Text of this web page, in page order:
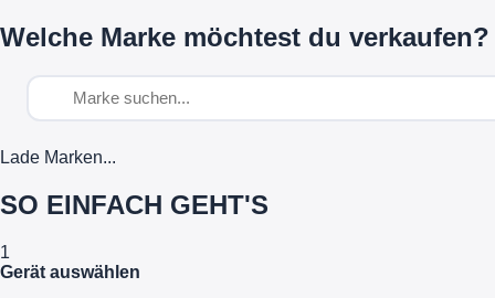
Welche Marke möchtest du verkaufen?
Lade Marken...
SO EINFACH GEHT'S
1
Gerät auswählen